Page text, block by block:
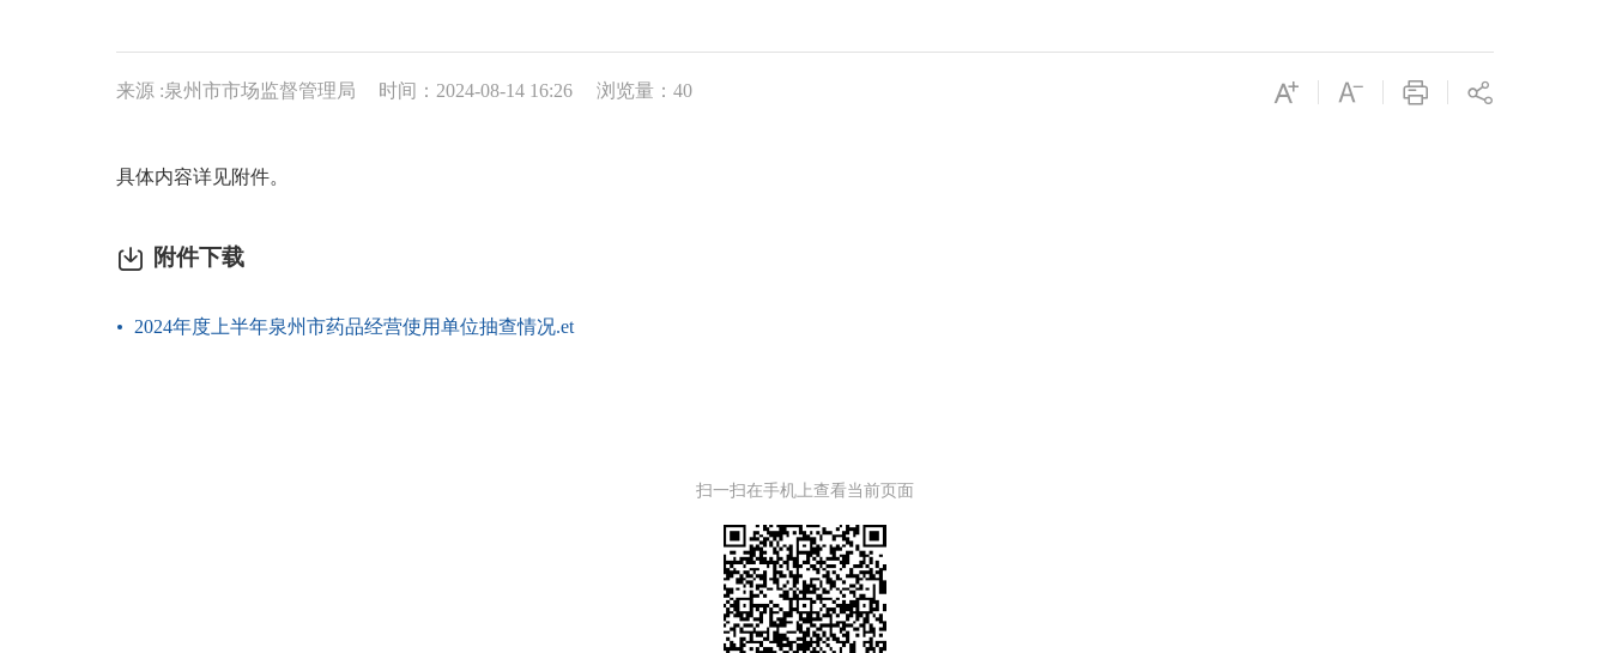
来源 :泉州市市场监督管理局 时间：2024-08-14 16:26 浏览量： 40
具体内容详见附件。
附件下载
2024年度上半年泉州市药品经营使用单位抽查情况.et
扫一扫在手机上查看当前页面